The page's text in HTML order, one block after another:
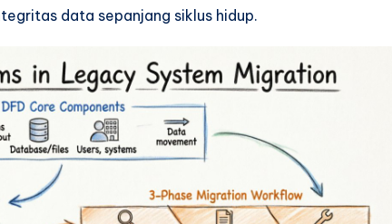
data sepanjang siklus hidup.